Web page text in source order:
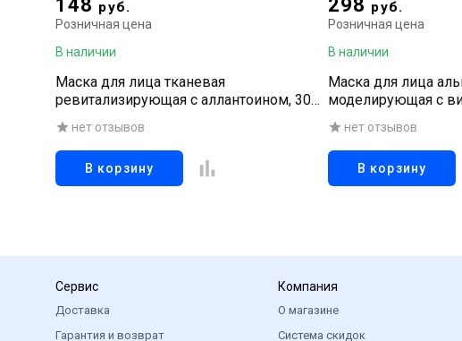
148 руб.
Розничная цена
В наличии
Маска для лица тканевая
ревитализирующая с аллантоином, 30
мл
нет отзывов
В корзину
298 руб.
Розничная цена
В наличии
Маска для лица
моделирующая с
нет отзывов
В корзину
Сервис
Доставка
Гарантия и возврат
Компания
О магазине
Система скидок